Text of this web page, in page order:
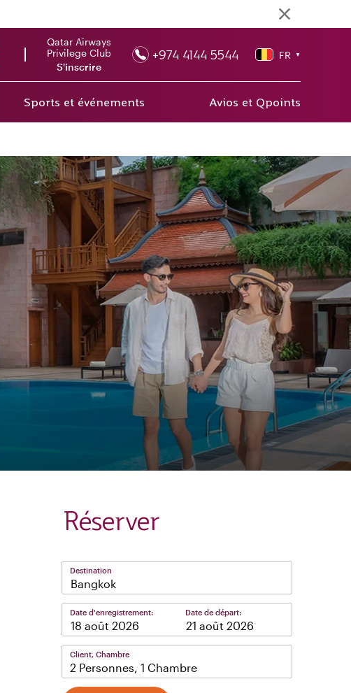
Qatar Airways
Privilege Club
S'inscrire
+974 4144 5544 FR ▼
Sports et événements Avios et Qpoints
Réserver
Destination
Bangkok
Date d'enregistrement: Date de départ:
Client, Chambre
2 Personnes, 1 Chambre